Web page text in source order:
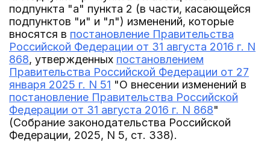
подпункта "а" пункта 2 (в части, касающейся
подпунктов "и" и "л") изменений, которые
вносятся в постановление Правительства
Российской Федерации от 31 августа 2016 г. N
868, утвержденных постановлением
Правительства Российской Федерации от 27
января 2025 г. N 51 "О внесении изменений в
постановление Правительства Российской
Федерации от 31 августа 2016 г. N 868"
(Собрание законодательства Российской
Федерации, 2025, N 5, ст. 338).